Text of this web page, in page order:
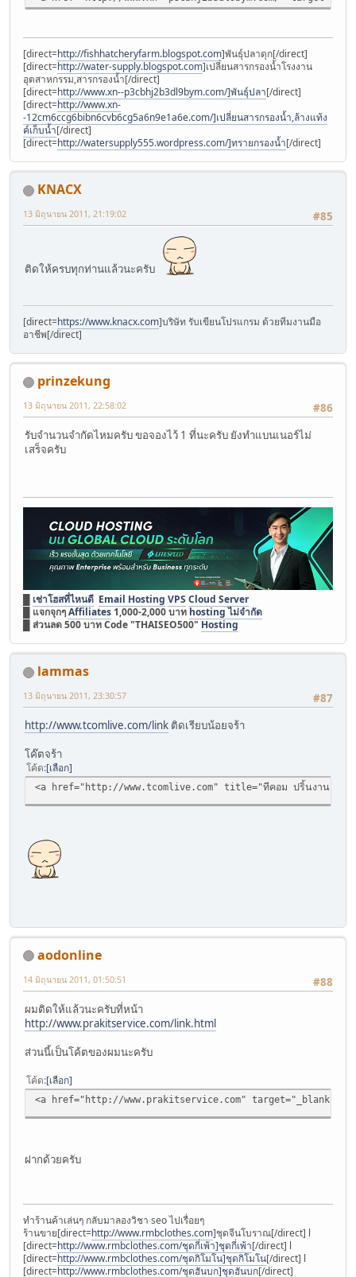
[direct=http://fishhatcheryfarm.blogspot.com]พันธุ์ปลาดุก[/direct]
[direct=http://water-supply.blogspot.com]เปลี่ยนสารกรองน้ำโรงงาน
อุตสาหกรรม,สารกรองน้ำ[/direct]
[direct=http://www.xn--p3cbhj2b3dl9bym.com/]พันธุ์ปลา[/direct]
[direct=http://www.xn-
-12cm6ccg6bibn6cvb6cg5a6n9e1a6e.com/]เปลี่ยนสารกรองน้ำ,ล้างแท้ง
ค์เก็บน้ำ[/direct]
[direct=http://watersupply555.wordpress.com/]ทรายกรองน้ำ[/direct]
KNACX
#85
13 มิถุนายน 2011, 21:19:02
ติดให้ครบทุกท่านแล้วนะครับ
[direct=https://www.knacx.com]บริษัท รับเขียนโปรแกรม ด้วยทีมงานมือ
อาชีพ[/direct]
prinzekung
#86
13 มิถุนายน 2011, 22:58:02
รับจำนวนจำกัดไหมครับ ขอจองไว้ 1 ที่นะครับ ยังทำแบนเนอร์ไม่
เสร็จครับ
เช่าโฮสที่ไหนดี Email Hosting VPS Cloud Server
█ แจกจุกๆAffiliates 1,000-2,000 บาท hosting ไม่จำกัด
█ ส่วนลด 500 บาท Code "THAISEO500" Hosting
lammas
#87
13 มิถุนายน 2011, 23:30:57
http://www.tcomlive.com/link ติดเรียบน้อยจร้า
โค๊ตจร้า
โค้ด เลือก
<a href="http://www.tcomlive.com" title="ทีคอม ปริ้นงาน,ถ่า
aodonline
#88
14 มิถุนายน 2011, 01:50:51
ผมติดให้แล้วนะครับที่หน้า
http://www.prakitservice.com/link.html
ส่วนนี้เป็นโค้ตของผมนะครับ
โค้ด เลือก
<a href="http://www.prakitservice.com" target="_blank"
ฝากด้วยครับ
ทำร้านค้าเล่นๆ กลับมาลองวิชา seo ไปเรื่อยๆ
ร้านขาย[direct=http://www.rmbclothes.com]ชุดจีนโบราณ[/direct] l
[direct=http://www.rmbclothes.com/ชุดกี่เพ้า]ชุดกี่เพ้า[/direct] l
[direct=http://www.rmbclothes.com/ชุดกิโมโน]ชุดกิโมโน[/direct] l
[direct=http://www.rmbclothes.com/ชุดฮันบก]ชุดฮันบก[/direct]